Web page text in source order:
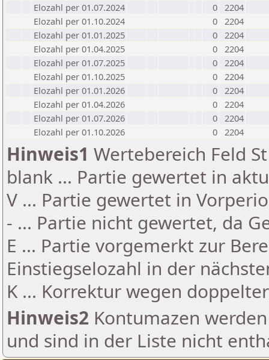
Elozahl per 01.07.2024
0 2204
Elozahl per 01.10.2024
0 2204
Elozahl per 01.01.2025
0 2204
Elozahl per 01.04.2025
0 2204
Elozahl per 01.07.2025
0 2204
Elozahl per 01.10.2025
0 2204
Elozahl per 01.01.2026
0 2204
Elozahl per 01.04.2026
0 2204
Elozahl per 01.07.2026
0 2204
Elozahl per 01.10.2026
0 2204
Hinweis1 Wertebereich Feld
blank ... Partie gewertet in
V ... Partie gewertet in
- ... Partie nicht gewertet, da
E ... Partie vorgemerkt zur
Einstiegselozahl in der
K ... Korrektur wegen
Hinweis2 Kontumazen
und sind in der Liste nicht